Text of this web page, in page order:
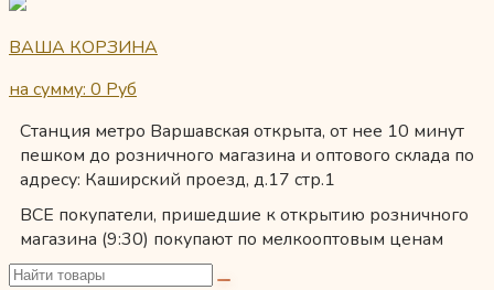
ВАША КОРЗИНА
на сумму: 0 Руб
Станция метро Варшавская открыта, от нее 10 минут
пешком до розничного магазина и оптового склада по
адресу: Каширский проезд, д.17 стр.1
ВСЕ покупатели, пришедшие к открытию розничного
магазина (9:30) покупают по мелкооптовым ценам